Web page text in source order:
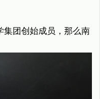
集团创始成员，那么南